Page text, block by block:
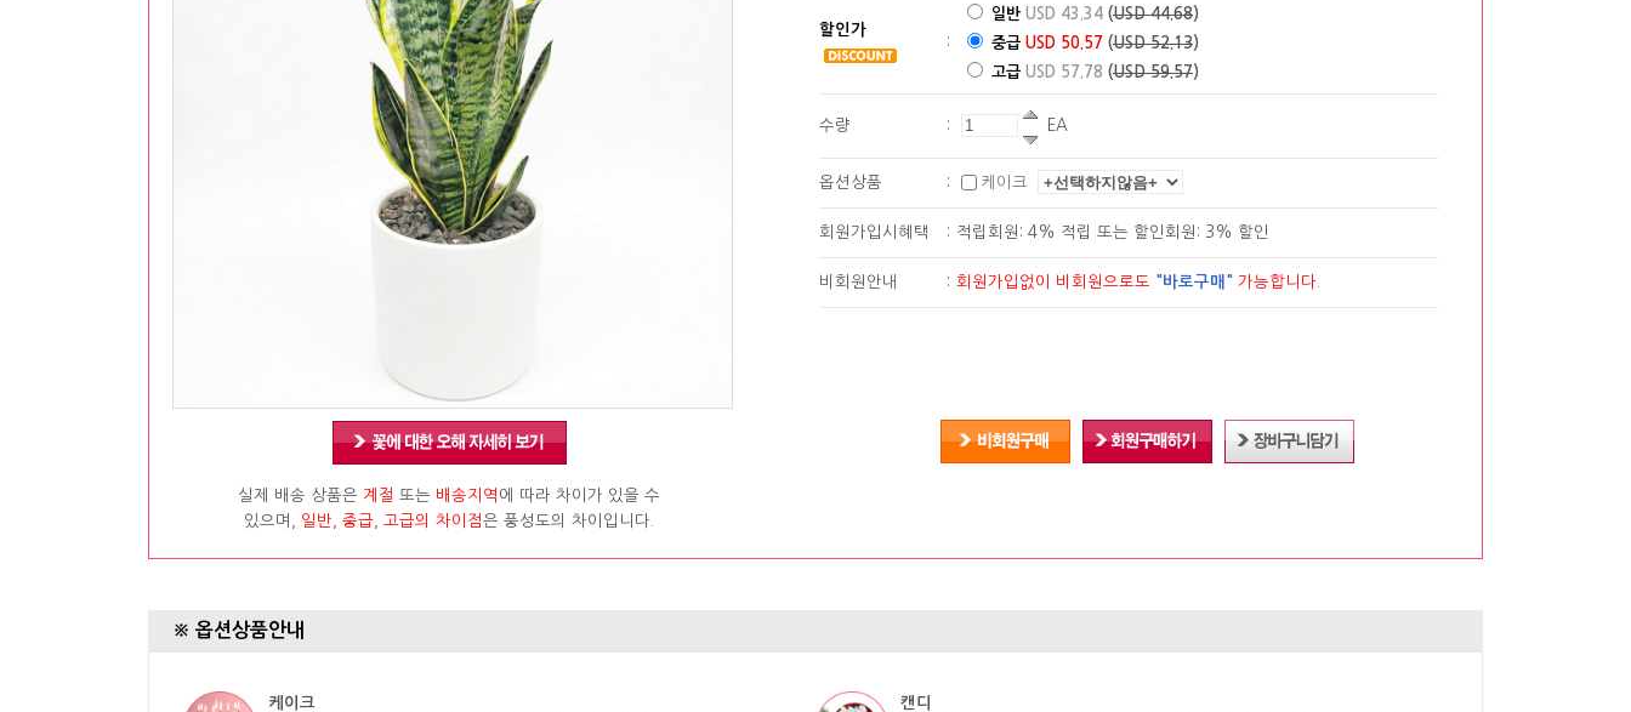
할인가
:
일반 USD 43.34 (USD 44.68)
중급 USD 50.57 (USD 52.13)
고급 USD 57.78 (USD 59.57)
수량 : EA
옵션상품 : 케이크
회원가입시혜택 : 적립회원: 4% 적립 또는 할인회원: 3% 할인
비회원안내 : 회원가입없이 비회원으로도 "바로구매" 가능합니다.
실제 배송 상품은 계절 또는 배송지역 에 따라 차이가 있을 수
있으며, 일반, 중급, 고급의 차이점은 풍성도의 차이입니다.
※ 옵션상품안내
케이크
캔디